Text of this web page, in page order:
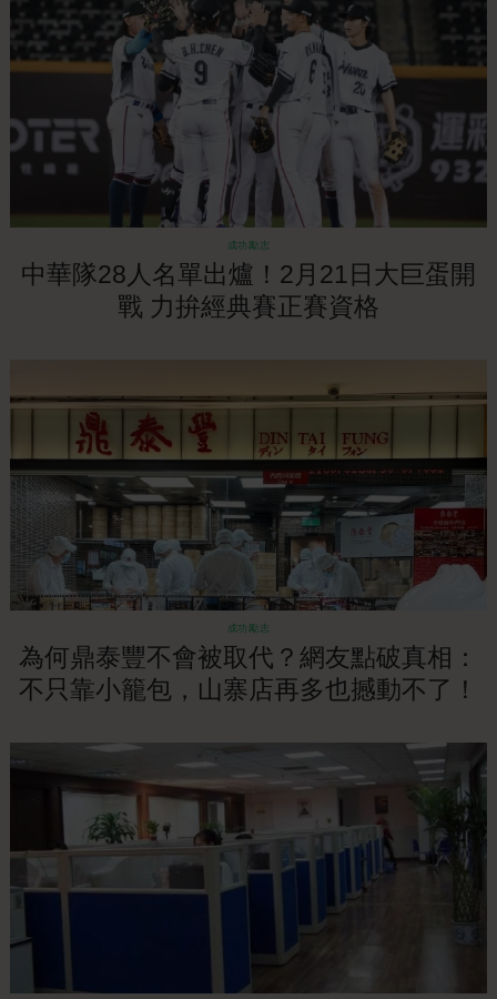
成功勵志
中華隊28人名單出爐！2月21日大巨蛋開
戰 力拚經典賽正賽資格
成功勵志
為何鼎泰豐不會被取代？網友點破真相：
不只靠小籠包，山寨店再多也撼動不了！